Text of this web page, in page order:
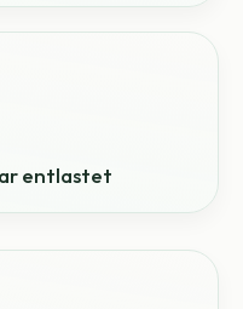
entlastet